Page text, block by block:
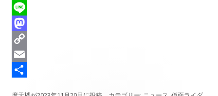
r
e
a
d
s
u
e
s
k
F
a
c
e
b
L
n
e
M
a
s
C
o
E